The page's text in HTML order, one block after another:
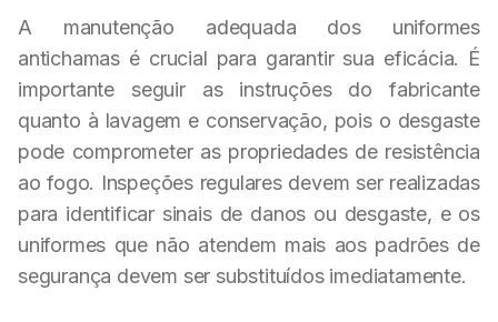
A manutenção adequada dos uniformes
antichamas é crucial para garantir sua eficácia. É
importante seguir as instruções do fabricante
quanto à lavagem e conservação, pois o desgaste
pode comprometer as propriedades de resistência
ao fogo. Inspeções regulares devem ser realizadas
para identificar sinais de danos ou desgaste, e os
uniformes que não atendem mais aos padrões de
segurança devem ser substituídos imediatamente.